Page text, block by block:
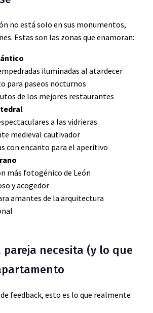
no está solo en sus monumentos,
Estas son las zonas que enamoran:
iluminadas al atardecer
para paseos nocturnos
de los mejores restaurantes
a las vidrieras
medieval cautivador
con encanto para el aperitivo
más fotogénico de León
y acogedor
amantes de la arquitectura
pareja necesita (y lo que
de feedback, esto es lo que realmente